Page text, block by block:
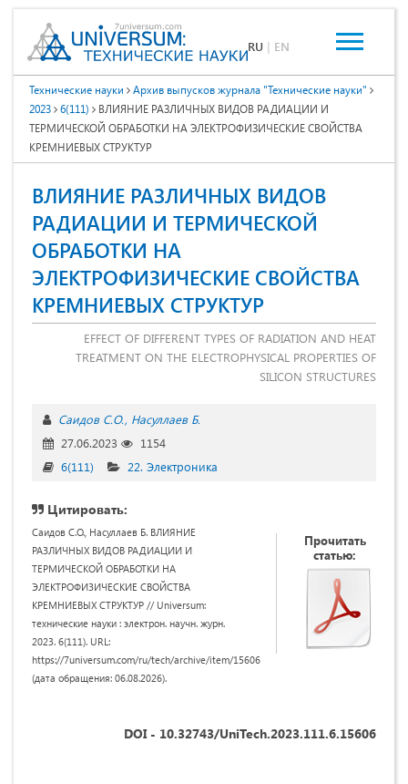
RU | EN
Технические науки
Архив выпусков журнала "Технические науки"
2023
6(111)
ВЛИЯНИЕ РАЗЛИЧНЫХ ВИДОВ РАДИАЦИИ И
ТЕРМИЧЕСКОЙ ОБРАБОТКИ НА ЭЛЕКТРОФИЗИЧЕСКИЕ СВОЙСТВА
КРЕМНИЕВЫХ СТРУКТУР
ВЛИЯНИЕ РАЗЛИЧНЫХ ВИДОВ
РАДИАЦИИ И ТЕРМИЧЕСКОЙ
ОБРАБОТКИ НА
ЭЛЕКТРОФИЗИЧЕСКИЕ СВОЙСТВА
КРЕМНИЕВЫХ СТРУКТУР
EFFECT OF DIFFERENT TYPES OF RADIATION AND HEAT
TREATMENT ON THE ELECTROPHYSICAL PROPERTIES OF
SILICON STRUCTURES
Саидов С.О. Насуллаев Б.
27.06.2023
1154
6(111)
22. Электроника
Цитировать:
Саидов С.О., Насуллаев Б. ВЛИЯНИЕ
РАЗЛИЧНЫХ ВИДОВ РАДИАЦИИ И
ТЕРМИЧЕСКОЙ ОБРАБОТКИ НА
ЭЛЕКТРОФИЗИЧЕСКИЕ СВОЙСТВА
КРЕМНИЕВЫХ СТРУКТУР // Universum:
технические науки : электрон. научн. журн.
2023. 6(111). URL:
https://7universum.com/ru/tech/archive/item/15606
(дата обращения: 06.08.2026).
Прочитать
статью:
DOI - 10.32743/UniTech.2023.111.6.15606